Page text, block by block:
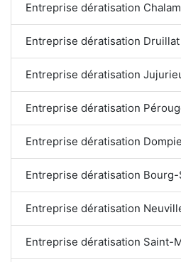
Entreprise dératisation
Entreprise dératisation Druillat
Entreprise dératisation
Entreprise dératisation
Entreprise dératisation
Entreprise dératisation
Entreprise dératisation
Entreprise dératisation Saint-